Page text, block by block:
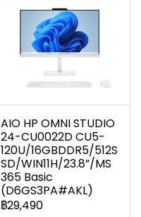
AIO HP OMNI STUDIO
24-CU0022D CU5-
120U/16GBDDR5/512S
SD/WIN11H/23.8”/MS
365 Basic
(D6GS3PA#AKL)
฿29,490